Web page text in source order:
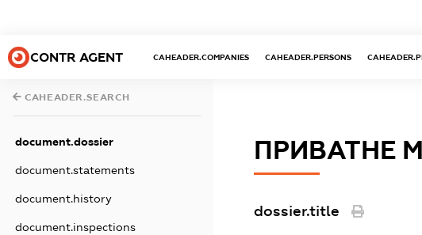
CONTR AGENT CAHEADER.COMPANIES CAHEADER.PERSONS
CAHEADER.SEARCH
document.dossier
document.statements
document.history
document.inspections
ПРИВАТНЕ
dossier.title